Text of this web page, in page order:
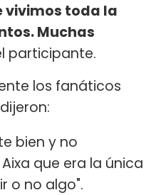
vivimos toda la
Muchas
participante.
los fanáticos
bien y no
que era la única
o no algo".